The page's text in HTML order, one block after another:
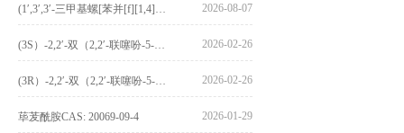
2026-08-07
2026-02-26
2026-02-26
荜茇酰胺CAS: 20069-09-4 2026-01-29